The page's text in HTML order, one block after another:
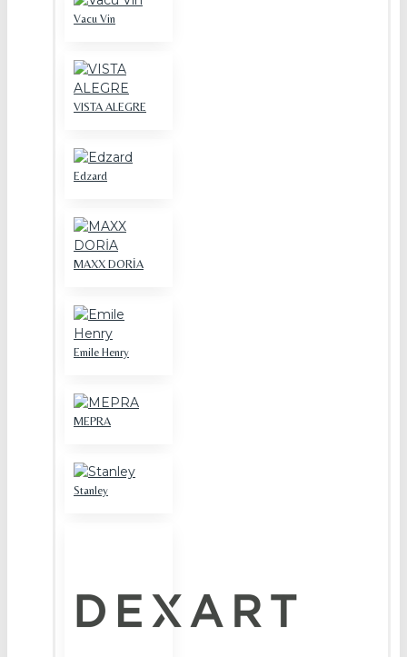
Vacu Vin
VISTA ALEGRE
Edzard
MAXX DORİA
Emile Henry
MEPRA
Stanley